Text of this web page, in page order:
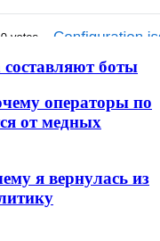
составляют боты
операторы по
от медных
я вернулась из